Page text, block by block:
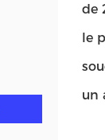
de
le
un